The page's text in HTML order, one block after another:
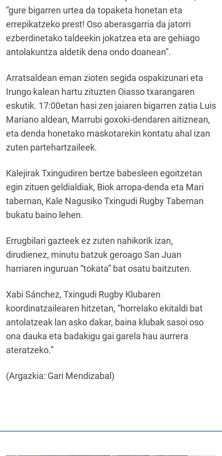
“gure bigarren urtea da topaketa honetan eta
errepikatzeko prest! Oso aberasgarria da jatorri
ezberdinetako taldeekin jokatzea eta are gehiago
antolakuntza aldetik dena ondo doanean”.
Arratsaldean eman zioten segida ospakizunari eta
Irungo kalean hartu zituzten Oiasso txarangaren
eskutik. 17:00etan hasi zen jaiaren bigarren zatia Luis
Mariano aldean, Marrubi goxoki-dendaren aitiznean,
eta denda honetako maskotarekin kontatu ahal izan
zuten partehartzaileek.
Kalejirak Txingudiren bertze babesleen egoitzetan
egin zituen geldialdiak, Biok arropa-denda eta Mari
tabernan, Kale Nagusiko Txingudi Rugby Tabernan
bukatu baino lehen.
Errugbilari gazteek ez zuten nahikorik izan,
dirudienez, minutu batzuk geroago San Juan
harriaren inguruan “tokata” bat osatu baitzuten.
Xabi Sánchez, Txingudi Rugby Klubaren
koordinatzailearen hitzetan, “horrelako ekitaldi bat
antolatzeak lan asko dakar, baina klubak sasoi oso
ona dauka eta badakigu gai garela hau aurrera
ateratzeko.”
(Argazkia: Gari Mendizabal)